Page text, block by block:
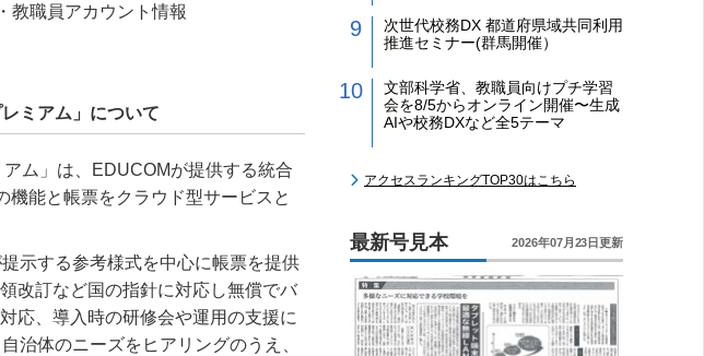
教職員アカウント情報
ミアム」について
ム」は、EDUCOMが提供する統合
能と帳票をクラウド型サービスと
示する参考様式を中心に帳票を提供
改訂など国の指針に対応し無償でバ
応、導入時の研修会や運用の支援に
治体のニーズをヒアリングのうえ、
次世代校務DX 都道府県域共同利用
推進セミナー(群馬開催）
文部科学省、教職員向けプチ学習
会を8/5からオンライン開催〜生成
AIや校務DXなど全5テーマ
アクセスランキングTOP30はこちら
最新号見本 2026年07月23日更新